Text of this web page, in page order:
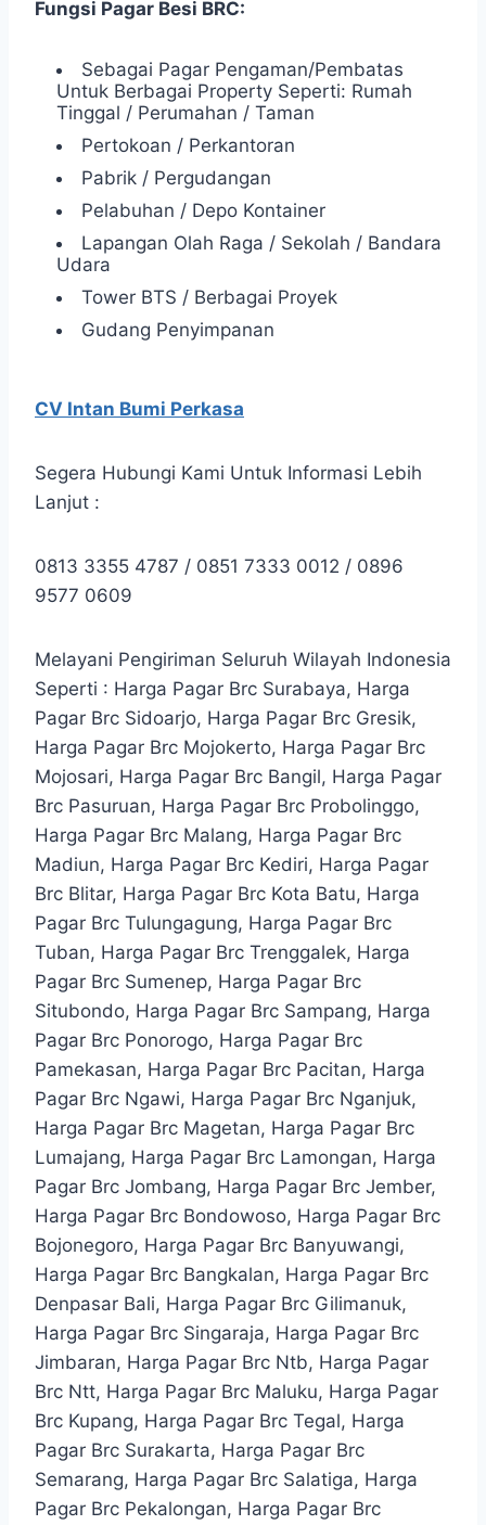
Fungsi Pagar Besi BRC:
Sebagai Pagar Pengaman/Pembatas
Untuk Berbagai Property Seperti: Rumah
Tinggal / Perumahan / Taman
Pertokoan / Perkantoran
Pabrik / Pergudangan
Pelabuhan / Depo Kontainer
Lapangan Olah Raga / Sekolah / Bandara
Udara
Tower BTS / Berbagai Proyek
Gudang Penyimpanan
CV Intan Bumi Perkasa
Segera Hubungi Kami Untuk Informasi Lebih
Lanjut :
0813 3355 4787 / 0851 7333 0012 / 0896
9577 0609
Melayani Pengiriman Seluruh Wilayah Indonesia
Seperti : Harga Pagar Brc Surabaya, Harga
Pagar Brc Sidoarjo, Harga Pagar Brc Gresik,
Harga Pagar Brc Mojokerto, Harga Pagar Brc
Mojosari, Harga Pagar Brc Bangil, Harga Pagar
Brc Pasuruan, Harga Pagar Brc Probolinggo,
Harga Pagar Brc Malang, Harga Pagar Brc
Madiun, Harga Pagar Brc Kediri, Harga Pagar
Brc Blitar, Harga Pagar Brc Kota Batu, Harga
Pagar Brc Tulungagung, Harga Pagar Brc
Tuban, Harga Pagar Brc Trenggalek, Harga
Pagar Brc Sumenep, Harga Pagar Brc
Situbondo, Harga Pagar Brc Sampang, Harga
Pagar Brc Ponorogo, Harga Pagar Brc
Pamekasan, Harga Pagar Brc Pacitan, Harga
Pagar Brc Ngawi, Harga Pagar Brc Nganjuk,
Harga Pagar Brc Magetan, Harga Pagar Brc
Lumajang, Harga Pagar Brc Lamongan, Harga
Pagar Brc Jombang, Harga Pagar Brc Jember,
Harga Pagar Brc Bondowoso, Harga Pagar Brc
Bojonegoro, Harga Pagar Brc Banyuwangi,
Harga Pagar Brc Bangkalan, Harga Pagar Brc
Denpasar Bali, Harga Pagar Brc Gilimanuk,
Harga Pagar Brc Singaraja, Harga Pagar Brc
Jimbaran, Harga Pagar Brc Ntb, Harga Pagar
Brc Ntt, Harga Pagar Brc Maluku, Harga Pagar
Brc Kupang, Harga Pagar Brc Tegal, Harga
Pagar Brc Surakarta, Harga Pagar Brc
Semarang, Harga Pagar Brc Salatiga, Harga
Pagar Brc Pekalongan, Harga Pagar Brc